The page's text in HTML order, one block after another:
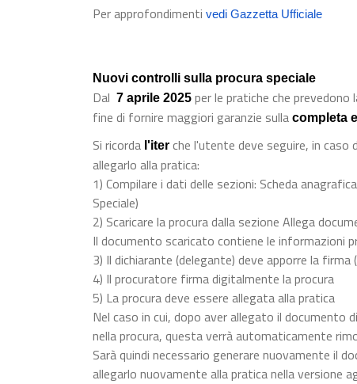
Per approfondimenti vedi Gazzetta Ufficiale
Nuovi controlli sulla procura speciale
Dal 7 aprile 2025 per le pratiche che
fine di fornire maggiori garanzie sulla completa
Si ricorda l'iter che l'utente deve seguire, in caso
allegarlo alla pratica:
1) Compilare i dati delle sezioni: Scheda
Speciale)
2) Scaricare la procura dalla sezione Allega
Il documento scaricato contiene le informazioni
3) Il dichiarante (delegante) deve apporre la
4) Il procuratore firma digitalmente la procura
5) La procura deve essere allegata alla pratica
Nel caso in cui, dopo aver allegato il documento
nella procura, questa verrà automaticamente
Sarà quindi necessario generare nuovamente il
allegarlo nuovamente alla pratica nella versione